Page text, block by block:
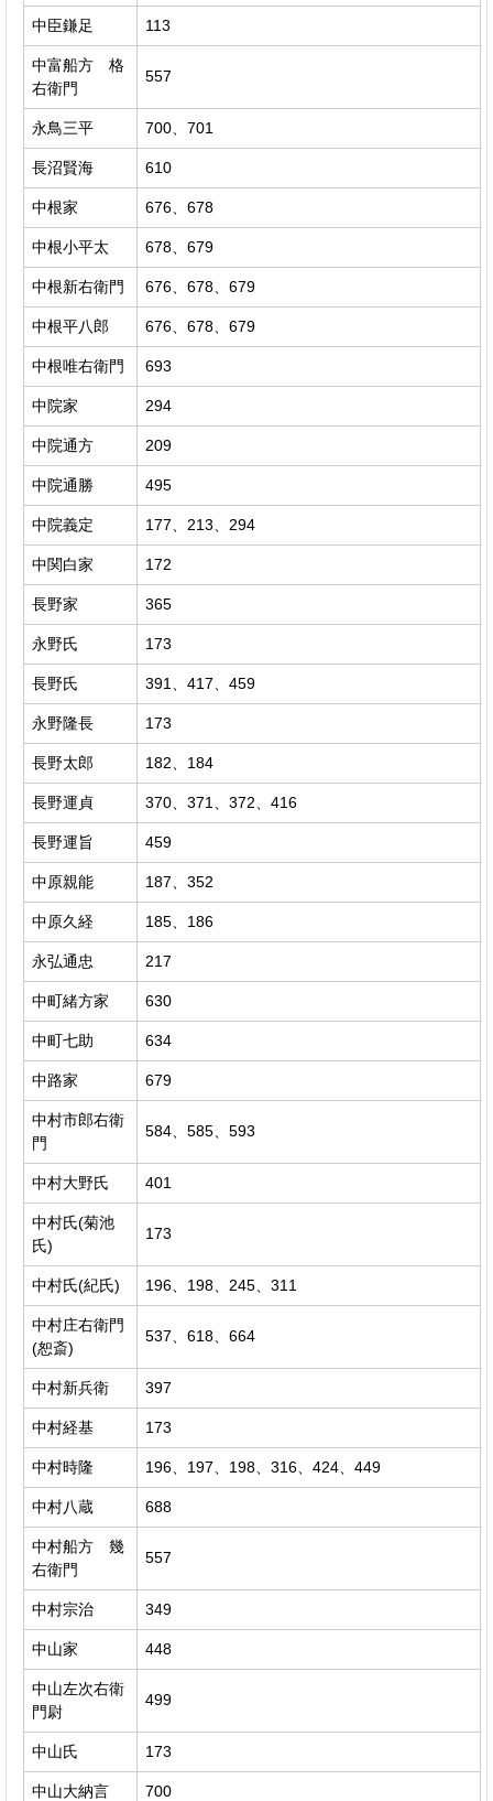
中臣鎌足 113
中富船方 格
右衛門
557
永鳥三平 700、701
長沼賢海 610
中根家 676、678
中根小平太 678、679
中根新右衛門 676、678、679
中根平八郎 676、678、679
中根唯右衛門 693
中院家 294
中院通方 209
中院通勝 495
中院義定 177、213、294
中関白家 172
長野家 365
永野氏 173
長野氏 391、417、459
永野隆長 173
長野太郎 182、184
長野運貞 370、371、372、416
長野運旨 459
中原親能 187、352
中原久経 185、186
永弘通忠 217
中町緒方家 630
中町七助 634
中路家 679
中村市郎右衛
門
584、585、593
中村大野氏 401
中村氏(菊池
氏)
173
中村氏(紀氏) 196、198、245、311
中村庄右衛門
(恕斎)
537、618、664
中村新兵衛 397
中村経基 173
中村時隆 196、197、198、316、424、449
中村八蔵 688
中村船方 幾
右衛門
557
中村宗治 349
中山家 448
中山左次右衛
門尉
499
中山氏 173
中山大納言 700